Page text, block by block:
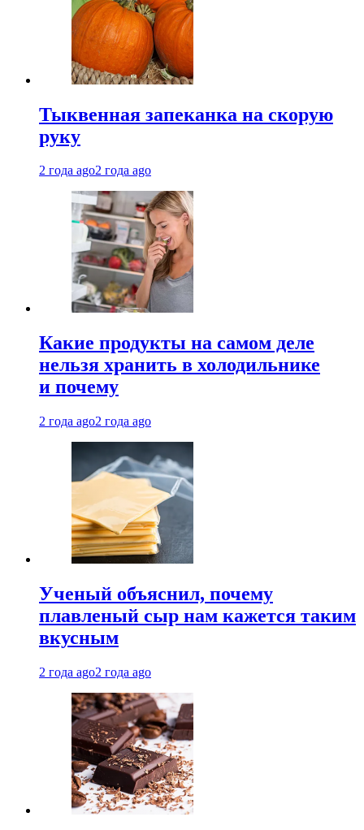
Тыквенная запеканка на скорую
руку
2 года ago2 года ago
Какие продукты на самом деле
нельзя хранить в холодильнике
и почему
2 года ago2 года ago
Ученый объяснил, почему
плавленый сыр нам кажется таким
вкусным
2 года ago2 года ago